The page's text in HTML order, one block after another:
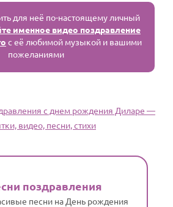
для неё по-настоящему личный
именное видео поздравление
с её любимой музыкой и вашими
пожеланиями
с днем рождения Диларе —
видео, песни, стихи
поздравления
песни на День рождения